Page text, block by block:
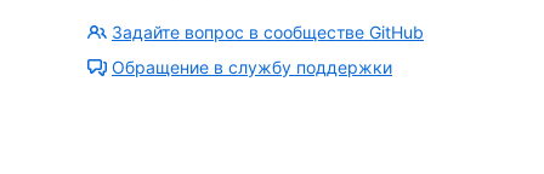
Задайте вопрос в сообществе GitHub
Обращение в службу поддержки